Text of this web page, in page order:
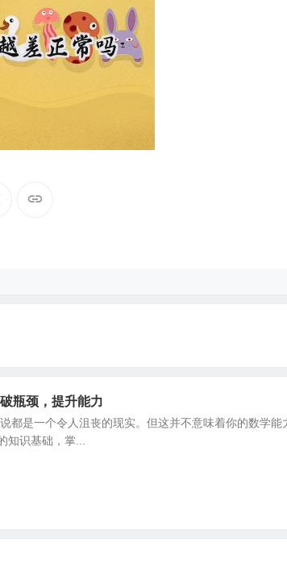
瓶颈，提升能力
都是一个令人沮丧的现实。但这并不意味着你的数学
知识基础，掌...